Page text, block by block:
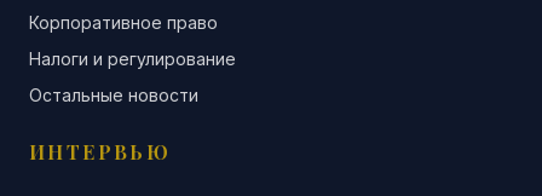
Корпоративное право
Налоги и регулирование
Остальные новости
ИНТЕРВЬЮ